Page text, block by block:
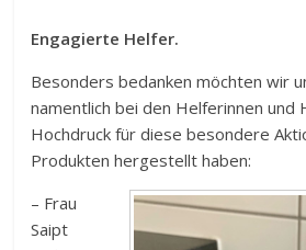
Engagierte Helfer.
Besonders bedanken möchten wir
namentlich bei den Helferinnen und
Hochdruck für diese besondere
Produkten hergestellt haben:
– Frau
Saipt